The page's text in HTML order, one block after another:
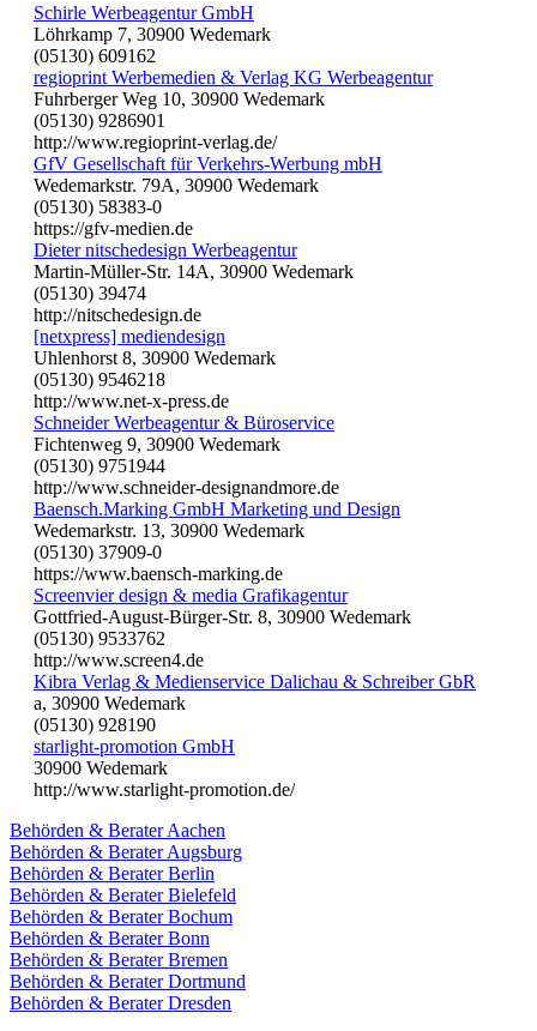
Schirle Werbeagentur GmbH
Löhrkamp 7, 30900 Wedemark
(05130) 609162
regioprint Werbemedien & Verlag KG Werbeagentur
Fuhrberger Weg 10, 30900 Wedemark
(05130) 9286901
http://www.regioprint-verlag.de/
GfV Gesellschaft für Verkehrs-Werbung mbH
Wedemarkstr. 79A, 30900 Wedemark
(05130) 58383-0
https://gfv-medien.de
Dieter nitschedesign Werbeagentur
Martin-Müller-Str. 14A, 30900 Wedemark
(05130) 39474
http://nitschedesign.de
[netxpress] mediendesign
Uhlenhorst 8, 30900 Wedemark
(05130) 9546218
http://www.net-x-press.de
Schneider Werbeagentur & Büroservice
Fichtenweg 9, 30900 Wedemark
(05130) 9751944
http://www.schneider-designandmore.de
Baensch.Marking GmbH Marketing und Design
Wedemarkstr. 13, 30900 Wedemark
(05130) 37909-0
https://www.baensch-marking.de
Screenvier design & media Grafikagentur
Gottfried-August-Bürger-Str. 8, 30900 Wedemark
(05130) 9533762
http://www.screen4.de
Kibra Verlag & Medienservice Dalichau & Schreiber GbR
a, 30900 Wedemark
(05130) 928190
starlight-promotion GmbH
30900 Wedemark
http://www.starlight-promotion.de/
Behörden & Berater Aachen
Behörden & Berater Augsburg
Behörden & Berater Berlin
Behörden & Berater Bielefeld
Behörden & Berater Bochum
Behörden & Berater Bonn
Behörden & Berater Bremen
Behörden & Berater Dortmund
Behörden & Berater Dresden